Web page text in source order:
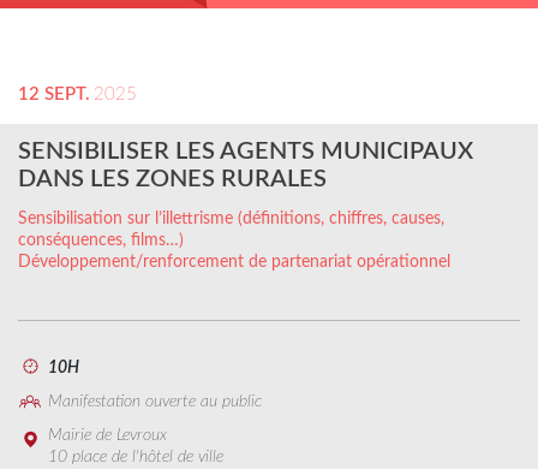
12 SEPT. 2025
SENSIBILISER LES AGENTS MUNICIPAUX
DANS LES ZONES RURALES
Sensibilisation sur l’illettrisme (définitions, chiffres, causes,
conséquences, films…)
Développement/renforcement de partenariat opérationnel
10H
Manifestation ouverte au public
Mairie de Levroux
10 place de l'hôtel de ville